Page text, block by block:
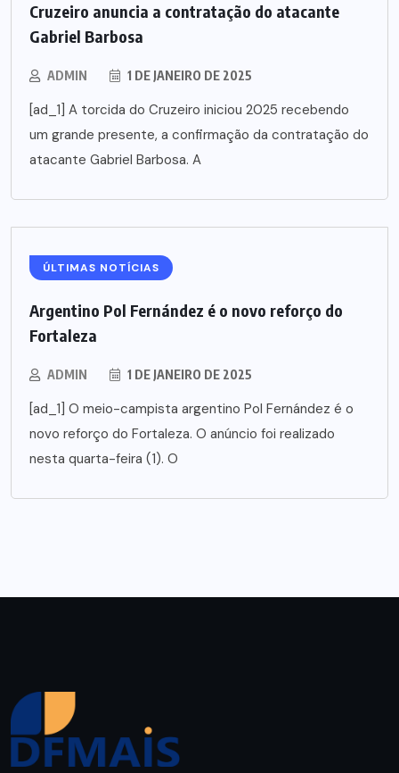
Cruzeiro anuncia a contratação do atacante
Gabriel Barbosa
ADMIN 1 DE JANEIRO DE 2025
[ad_1] A torcida do Cruzeiro iniciou 2025 recebendo
um grande presente, a confirmação da contratação do
atacante Gabriel Barbosa. A
ÚLTIMAS NOTÍCIAS
Argentino Pol Fernández é o novo reforço do
Fortaleza
ADMIN 1 DE JANEIRO DE 2025
[ad_1] O meio-campista argentino Pol Fernández é o
novo reforço do Fortaleza. O anúncio foi realizado
nesta quarta-feira (1). O